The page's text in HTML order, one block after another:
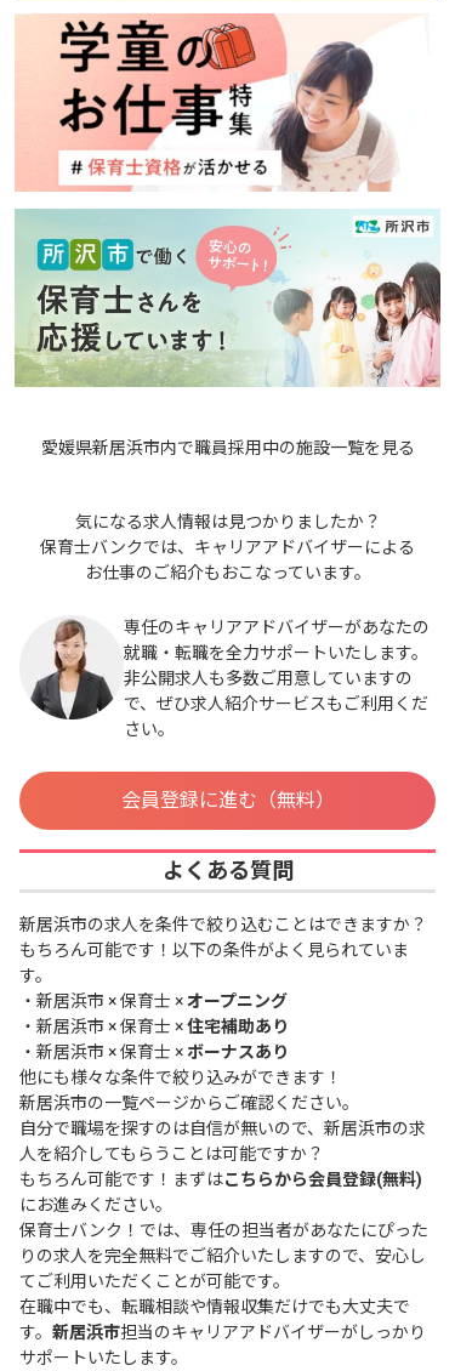
愛媛県新居浜市内で職員採用中の施設一覧を見る
気になる求人情報は見つかりましたか？
保育士バンクでは、キャリアアドバイザーによる
お仕事のご紹介もおこなっています。
専任のキャリアアドバイザーがあなたの
就職・転職を全力サポートいたします。
非公開求人も多数ご用意していますの
で、ぜひ求人紹介サービスもご利用くだ
さい。
会員登録に進む（無料）
よくある質問
新居浜市の求人を条件で絞り込むことはできますか？
もちろん可能です！以下の条件がよく見られていま
す。
・ 新居浜市 × 保育士 ×オープニング
・ 新居浜市 × 保育士 ×住宅補助あり
・ 新居浜市 × 保育士 ×ボーナスあり
他にも様々な条件で絞り込みができます！
新居浜市の一覧ページからご確認ください。
自分で職場を探すのは自信が無いので、新居浜市の求
人を紹介してもらうことは可能ですか？
もちろん可能です！まずはこちらから会員登録(無料)
にお進みください。
保育士バンク！では、専任の担当者があなたにぴった
りの求人を完全無料でご紹介いたしますので、安心し
てご利用いただくことが可能です。
在職中でも、転職相談や情報収集だけでも大丈夫で
す。 新居浜市担当のキャリアアドバイザーがしっかり
サポートいたします。